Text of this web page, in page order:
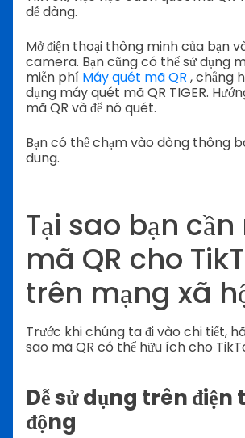
dễ dàng.
Mở điện thoại thông minh của bạn
camera. Bạn cũng có thể sử dụng
miễn phí Máy quét mã QR , chẳng
dụng máy quét mã QR TIGER.
mã QR và để nó quét.
Bạn có thể chạm vào dòng thông
dung.
Tại sao bạn
mã QR cho
trên mạng xã
Trước khi chúng ta đi vào chi tiết,
sao mã QR có thể hữu ích cho
Dễ sử dụng trên điện
động